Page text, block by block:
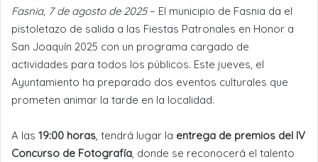
Fasnia, 7 de agosto de 2025– El municipio de Fasnia da el
pistoletazo de salida a las Fiestas Patronales en Honor a
San Joaquín 2025 con un programa cargado de
actividades para todos los públicos. Este jueves, el
Ayuntamiento ha preparado dos eventos culturales que
prometen animar la tarde en la localidad.
A las 19:00 horas , tendrá lugar la entrega de premios del IV
Concurso de Fotografía , donde se reconocerá el talento